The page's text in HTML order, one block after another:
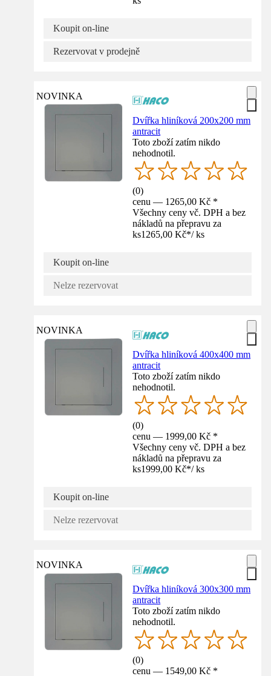
Koupit on-line
Rezervovat v prodejně
NOVINKA
Dvířka hliníková 200x200 mm
antracit
Toto zboží zatím nikdo
nehodnotil.
(0)
cenu — 1265,00 Kč *
Všechny ceny vč. DPH a bez
nákladů na přepravu za
ks1265,00 Kč*/ ks
Koupit on-line
Nelze rezervovat
NOVINKA
Dvířka hliníková 400x400 mm
antracit
Toto zboží zatím nikdo
nehodnotil.
(0)
cenu — 1999,00 Kč *
Všechny ceny vč. DPH a bez
nákladů na přepravu za
ks1999,00 Kč*/ ks
Koupit on-line
Nelze rezervovat
NOVINKA
Dvířka hliníková 300x300 mm
antracit
Toto zboží zatím nikdo
nehodnotil.
(0)
cenu — 1549,00 Kč *